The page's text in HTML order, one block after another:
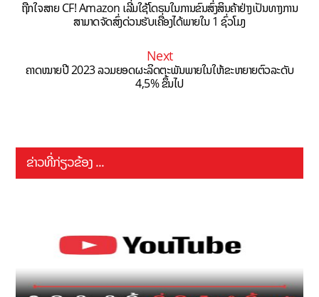
ຖືກໃຈສາຍ CF! Amazon ເລີ່ມໃຊ້ໂດຣນໃນການຂົນສົ່ງສິນຄ້າຢ່າງເປັນທາງການ
ສາມາດຈັດສົ່ງດ່ວນຮັບເຄື່ອງໄດ້ພາຍໃນ 1 ຊົ່ວໂມງ
Next
ຄາດໝາຍປີ 2023 ລວມຍອດຜະລິດຕະພັນພາຍໃນໃຫ້ຂະຫຍາຍຕົວລະດັບ
4,5% ຂຶ້ນໄປ
ຂ່າວທີ່ກ່ຽວຂ້ອງ ...